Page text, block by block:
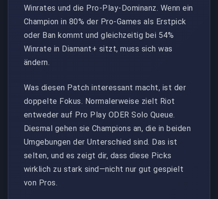
Winrates und die Pro-Play-Dominanz. Wenn ein
Champion in 80% der Pro-Games als Erstpick
oder Ban kommt und gleichzeitig bei 54%
Winrate in Diamant+ sitzt, muss sich was
ändern.
Was diesen Patch interessant macht, ist der
doppelte Fokus. Normalerweise zielt Riot
entweder auf Pro Play ODER Solo Queue.
Diesmal gehen sie Champions an, die in beiden
Umgebungen der Unterschied sind. Das ist
selten, und es zeigt dir, dass diese Picks
wirklich zu stark sind—nicht nur gut gespielt
von Pros.